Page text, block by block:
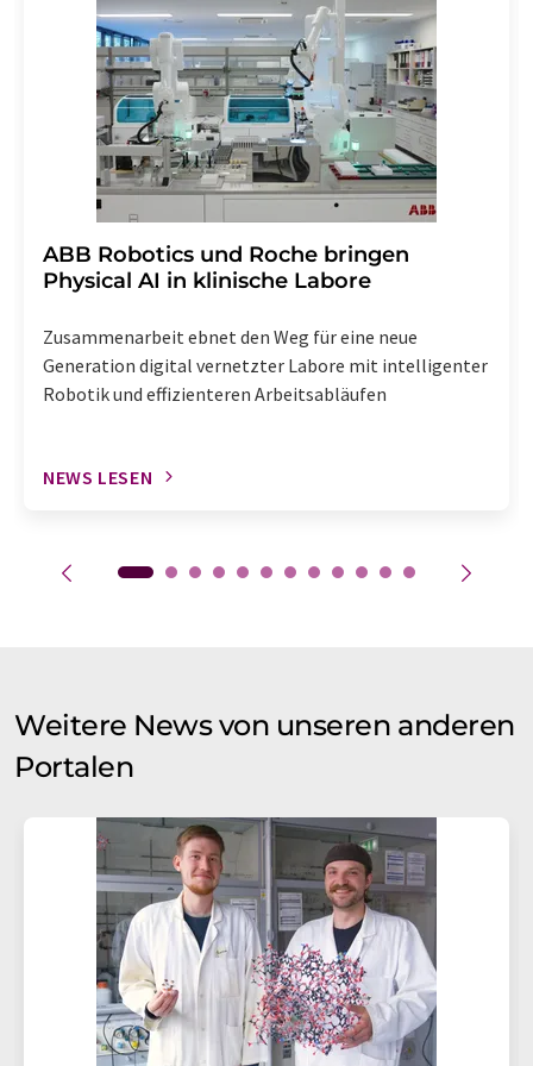
widerruf@lumitos.commit Wirkung für die Zukunft
widerrufen. Zudem ist in jeder E-Mail ein Link zur
Abbestellung des entsprechenden Newsletters
enthalten.
​​​​​​​ABB Robotics und Roche bringen
Physical AI in klinische Labore
Zusammenarbeit ebnet den Weg für eine neue
Generation digital vernetzter Labore mit intelligenter
Robotik und effizienteren Arbeitsabläufen
NEWS LESEN
Weitere News von unseren anderen
Portalen